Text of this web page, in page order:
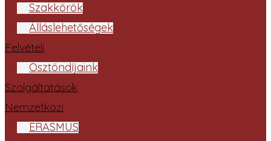
Szakkörök
Álláslehetőségek
Felvételi
Ösztöndíjaink
Szolgáltatások
Nemzetközi
ERASMUS